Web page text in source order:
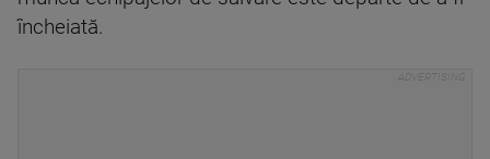
încheiată.